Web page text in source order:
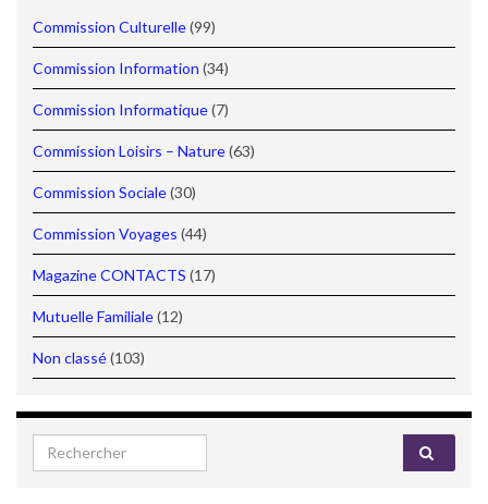
Commission Culturelle(99)
Commission Information (34)
Commission Informatique(7)
Commission Loisirs – Nature(63)
Commission Sociale(30)
Commission Voyages (44)
Magazine CONTACTS (17)
Mutuelle Familiale(12)
Non classé(103)
Search for: